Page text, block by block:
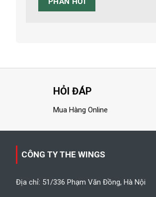
HỎI ĐÁP
Mua Hàng Online
CÔNG TY THE WINGS
Địa chỉ: 51/336 Phạm Văn Đồng, Hà Nội